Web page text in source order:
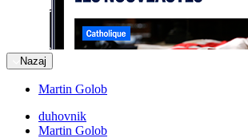
Nazaj
Martin Golob
duhovnik
Martin Golob